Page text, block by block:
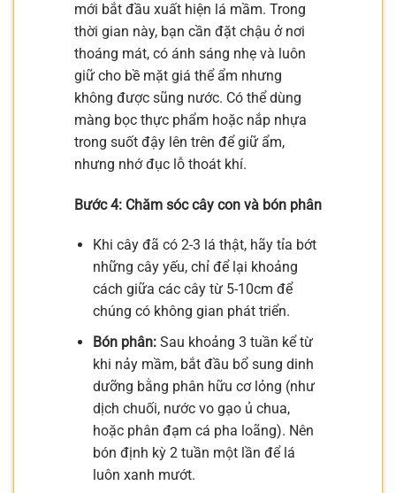
mới bắt đầu xuất hiện lá mầm. Trong
thời gian này, bạn cần đặt chậu ở nơi
thoáng mát, có ánh sáng nhẹ và luôn
giữ cho bề mặt giá thể ẩm nhưng
không được sũng nước. Có thể dùng
màng bọc thực phẩm hoặc nắp nhựa
trong suốt đậy lên trên để giữ ẩm,
nhưng nhớ đục lỗ thoát khí.
Bước 4: Chăm sóc cây con và bón phân
Khi cây đã có 2-3 lá thật, hãy tỉa bớt
những cây yếu, chỉ để lại khoảng
cách giữa các cây từ 5-10cm để
chúng có không gian phát triển.
Bón phân:Sau khoảng 3 tuần kể từ
khi nảy mầm, bắt đầu bổ sung dinh
dưỡng bằng phân hữu cơ lỏng (như
dịch chuối, nước vo gạo ủ chua,
hoặc phân đạm cá pha loãng). Nên
bón định kỳ 2 tuần một lần để lá
luôn xanh mướt.